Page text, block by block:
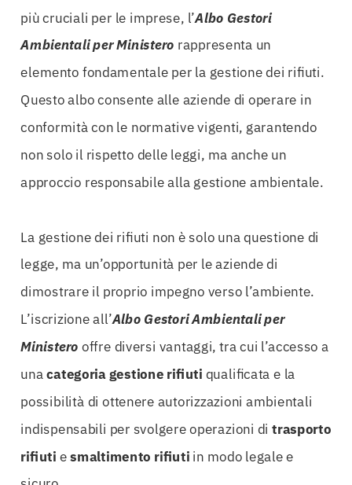
più cruciali per le imprese, l’Albo Gestori
Ambientali per Ministero rappresenta un
elemento fondamentale per la gestione dei rifiuti.
Questo albo consente alle aziende di operare in
conformità con le normative vigenti, garantendo
non solo il rispetto delle leggi, ma anche un
approccio responsabile alla gestione ambientale.
La gestione dei rifiuti non è solo una questione di
legge, ma un’opportunità per le aziende di
dimostrare il proprio impegno verso l’ambiente.
L’iscrizione all’Albo Gestori Ambientali per
Ministero offre diversi vantaggi, tra cui l’accesso a
unacategoria gestione rifiuti qualificata e la
possibilità di ottenere autorizzazioni ambientali
indispensabili per svolgere operazioni ditrasporto
rifiuti esmaltimento rifiuti in modo legale e